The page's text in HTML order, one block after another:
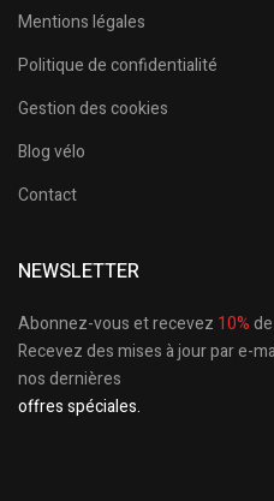
Mentions légales
Politique de confidentialité
Gestion des cookies
Blog vélo
Contact
NEWSLETTER
Abonnez-vous et recevez 10%
Recevez des mises à jour par e-
nos dernières
offres spéciales.